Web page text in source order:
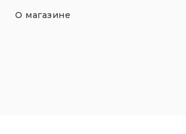
О магазине